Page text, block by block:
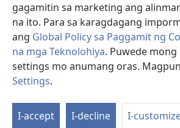
gagamitin sa marketing ang
na ito. Para sa karagdagang
ang Global Policy sa Paggamit ng
na mga Teknolohiya. Puwede
settings mo anumang oras.
Settings.
I-accept I-decline I-
window)Watchtower Library®
Copyright
KASUNDUAN SA PAGGAMIT